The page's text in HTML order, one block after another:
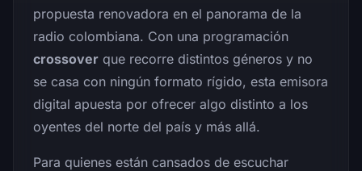
propuesta renovadora en el panorama de la
radio colombiana. Con una programación
crossover que recorre distintos géneros y no
se casa con ningún formato rígido, esta emisora
digital apuesta por ofrecer algo distinto a los
oyentes del norte del país y más allá.
Para quienes están cansados de escuchar